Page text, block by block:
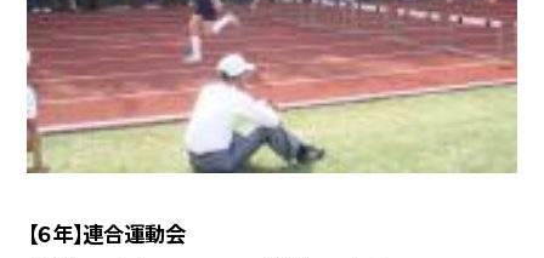
【６年】連合運動会